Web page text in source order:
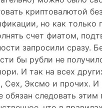
криптовалютой
но как только
счет фиатом,
запросили сразу.
бы рубли не
И так на всех
Сех, Эксмо и прочих.
обязан следовать этим